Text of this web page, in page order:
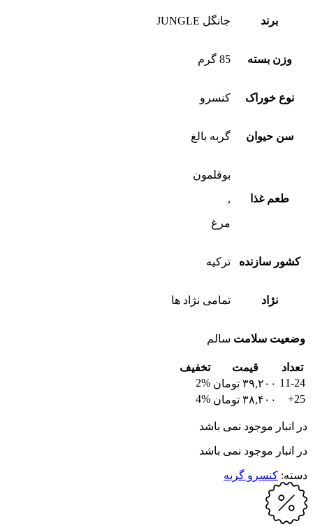
برند جانگل JUNGLE
وزن بسته 85 گرم
نوع خوراک کنسرو
سن حیوان گربه بالغ
طعم غذا
بوقلمون
,
مرغ
کشور سازنده ترکیه
نژاد تمامی نژاد ها
وضعیت سلامت سالم
تعداد قیمت
تخفیف
11-24 ۳۹,۲۰۰ تومان 2%
25+
۳۸,۴۰۰ تومان 4%
در انبار موجود نمی باشد
در انبار موجود نمی باشد
دسته: کنسرو گربه